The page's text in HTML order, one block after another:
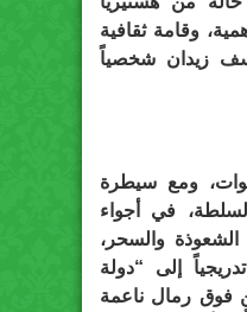
وقامة ثقافية
زيدان شخصياً
ومع سيطرة
في أجواء
الشعوذة والسحر،
إلى “دولة
فوق رمال ناعمة